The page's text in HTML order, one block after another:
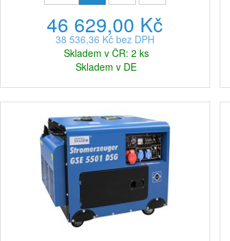
46 629,00 Kč
38 536,36 Kč bez DPH
Skladem v ČR: 2 ks
Skladem v DE